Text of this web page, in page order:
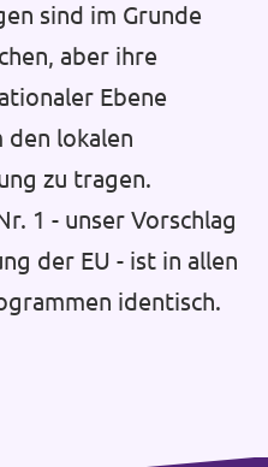
sind im Grunde
aber ihre
Ebene
den lokalen
zu tragen.
1 - unser Vorschlag
der EU - ist in allen
identisch.